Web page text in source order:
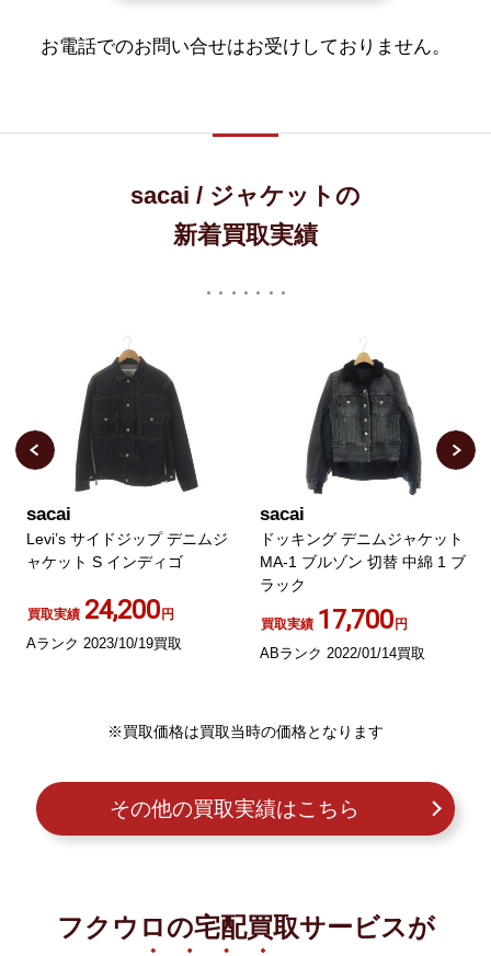
お電話でのお問い合せはお受けしておりません。
sacai / ジャケットの
新着買取実績
sacai
Levi’s サイドジップ デニムジ
ャケット S インディゴ
買取実績 24,200円
Aランク 2023/10/19買取
sacai
ドッキング デニムジャケット
MA-1 ブルゾン 切替 中綿 1 ブ
ラック
買取実績 17,700円
ABランク 2022/01/14買取
※買取価格は買取当時の価格となります
その他の買取実績はこちら
フクウロの宅配買取サービスが